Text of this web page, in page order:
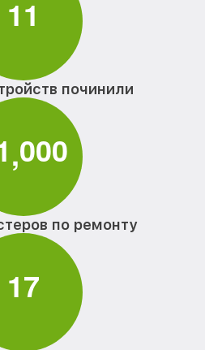
11
починили
,000
по ремонту
17